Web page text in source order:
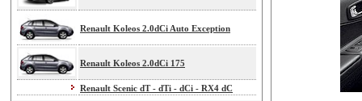
Renault Koleos 2.0dCi Auto Exception
Renault Koleos 2.0dCi 175
Renault Scenic dT - dTi - dCi - RX4 dC